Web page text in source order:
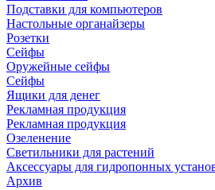
Подставки для компьютеров
Настольные органайзеры
Розетки
Сейфы
Оружейные сейфы
Сейфы
Ящики для денег
Рекламная продукция
Рекламная продукция
Озеленение
Светильники для растений
Аксессуары для гидропонных
Архив